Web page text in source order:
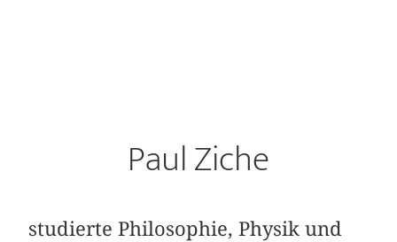
Paul Ziche
studierte Philosophie, Physik und